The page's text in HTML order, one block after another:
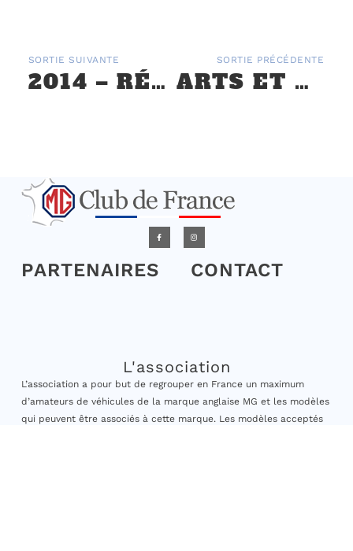
SORTIE SUIVANTE
2014 – RÉUNION MGCF – MGCC CHINE À PARIS LE 17 JUIN
SORTIE PRÉCÉDENTE
ARTS ET ELÉGANCE, CHANTILLY, 3 & 4 SEPTEMBRE 2016
PARTENAIRES CONTACT
L'association
L’association a pour but de regrouper en France un maximum
d’amateurs de véhicules de la marque anglaise MG et les modèles
qui peuvent être associés à cette marque. Les modèles acceptés